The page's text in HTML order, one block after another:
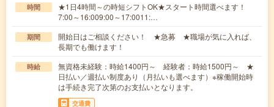
時間
★1日4時間～の時短シフトOK★スタート時間選べます！
7:00～16:009:00～17:0011:…
期間
開始日はご相談ください！ ★急募 ★職場が気に入れば、
長期でも働けます！
時給
無資格未経験：時給1400円～ 経験者：時給1500円～ ★
日払い／週払い制度あり（月払いも選べます）※稼働開始時
は手続き完了次第のお支払いとなります。
交通費